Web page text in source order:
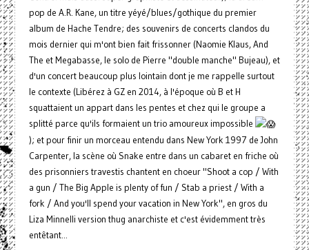
pop de A.R. Kane, un titre yéyé/blues/gothique du premier
album de Hache Tendre; des souvenirs de concerts clandos du
mois dernier qui m'ont bien fait frissonner (Naomie Klaus, And
The et Megabasse, le solo de Pierre "double manche" Bujeau), et
d'un concert beaucoup plus lointain dont je me rappelle surtout
le contexte (Libérez à GZ en 2014, à l'époque où B et H
squattaient un appart dans les pentes et chez qui le groupe a
splitté parce qu'ils formaient un trio amoureux impossible
); et pour finir un morceau entendu dans New York 1997 de John
Carpenter, la scène où Snake entre dans un cabaret en friche où
des prisonniers travestis chantent en choeur "Shoot a cop / With
a gun / The Big Apple is plenty of fun / Stab a priest / With a
fork / And you'll spend your vacation in New York", en gros du
Liza Minnelli version thug anarchiste et c'est évidemment très
entêtant...